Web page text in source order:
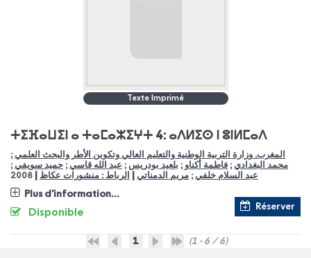
Texte Imprimé
ⵜⵉⴼⴰⵡⵉⵏ ⴰ ⵜⴰⵎⴰⵣⵉⵖⵜ 4: ⴰⴷⵍⵉⵙ ⵏ ⵓⵏⵍⵎⴰⴷ
المغرب. وزارة التربية الوطنية والتعليم العالي وتكوين الأطر والبحث العلمي ;
محمد البغدادي ; فاطمة أكناو ; بلعيد بودريس ; عبد الله قاسي ; حميد سويفي ;
عبد السلام خلفي ; مريم الدمناتي الرباط : منشورات عكاظ 2008
Plus d'information...
Réserver
Disponible
1 (1 - 6 / 6)